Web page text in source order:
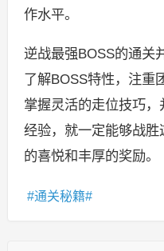
作水平。
逆战最强BOSS的通关
了解BOSS特性，注重
掌握灵活的走位技巧
经验，就一定能够战
的喜悦和丰厚的奖励。
通关秘籍